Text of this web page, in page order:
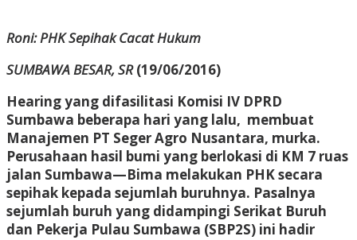
Roni: PHK Sepihak Cacat Hukum
SUMBAWA BESAR, SR(19/06/2016)
Hearing yang difasilitasi Komisi IV DPRD
Sumbawa beberapa hari yang lalu, membuat
Manajemen PT Seger Agro Nusantara, murka.
Perusahaan hasil bumi yang berlokasi di KM 7 ruas
jalan Sumbawa—Bima melakukan PHK secara
sepihak kepada sejumlah buruhnya. Pasalnya
sejumlah buruh yang didampingi Serikat Buruh
dan Pekerja Pulau Sumbawa (SBP2S) ini hadir